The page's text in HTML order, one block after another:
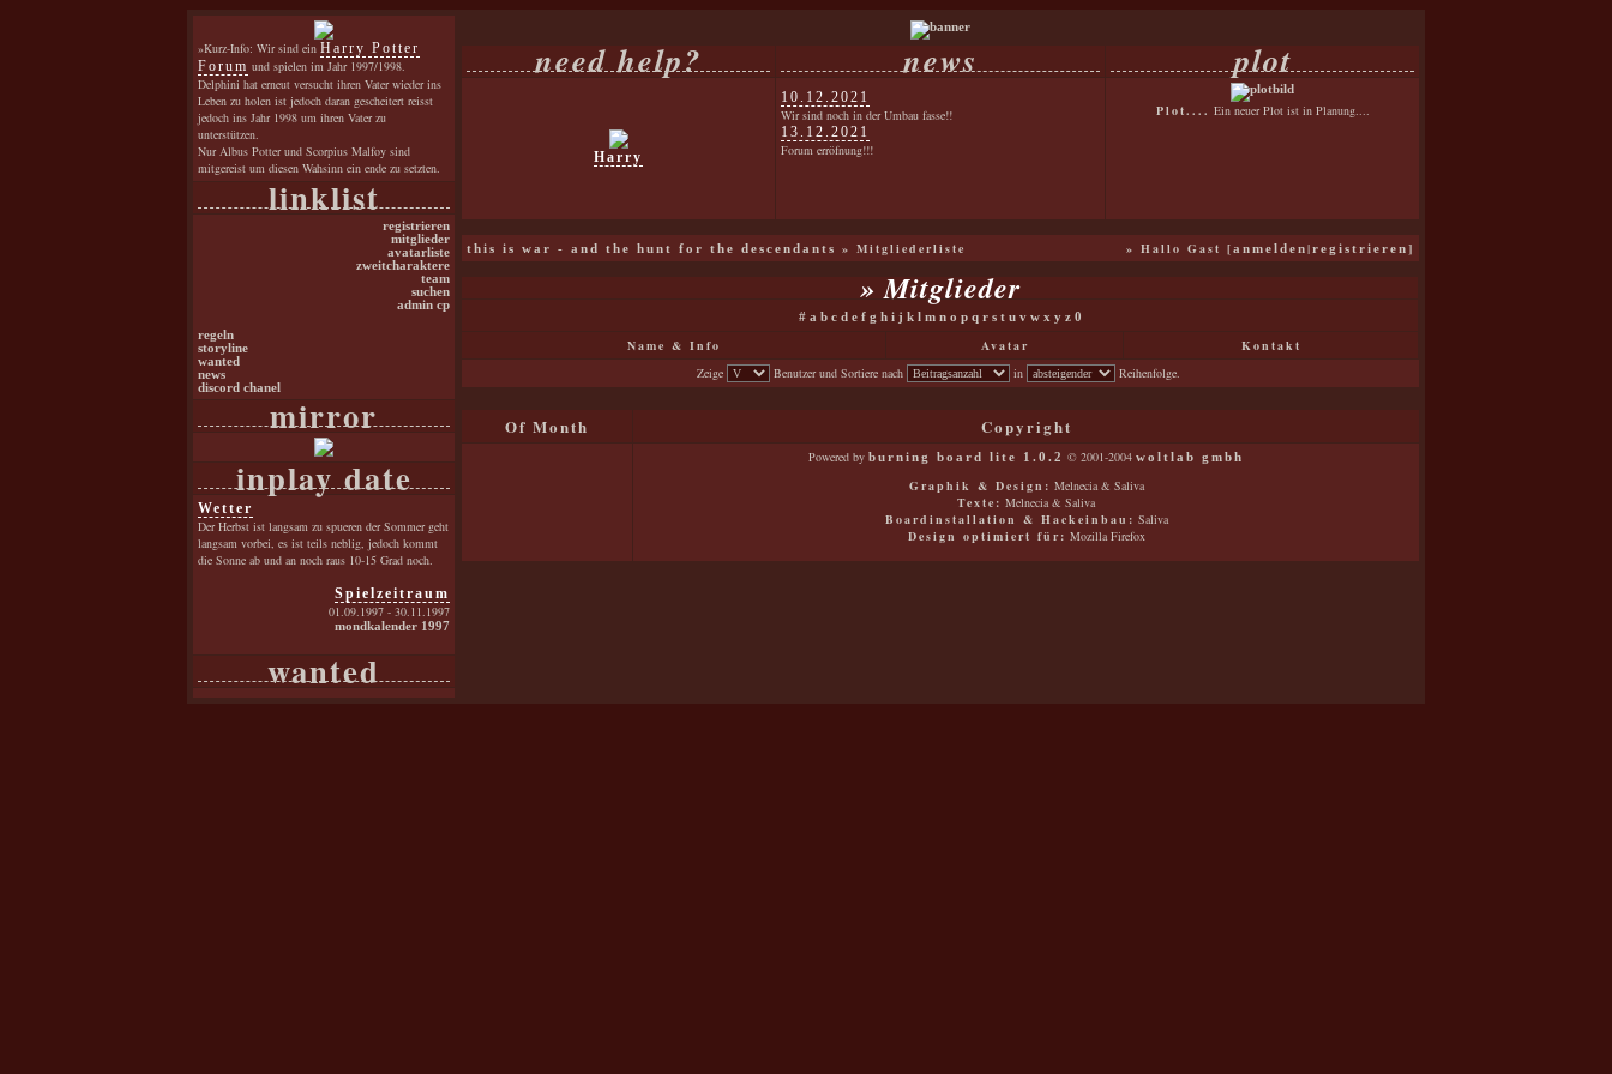
»Kurz-Info: Wir sind ein Harry Potter
Forum und spielen im Jahr 1997/1998.
Delphini hat erneut versucht ihren Vater wieder ins
Leben zu holen ist jedoch daran gescheitert reisst
jedoch ins Jahr 1998 um ihren Vater zu
unterstützen.
Nur Albus Potter und Scorpius Malfoy sind
mitgereist um diesen Wahsinn ein ende zu setzten.
linklist
registrieren
mitglieder
avatarliste
zweitcharaktere
team
suchen
admin cp
regeln
storyline
wanted
news
discord chanel
mirror
inplay date
Wetter
Der Herbst ist langsam zu spueren der Sommer geht
langsam vorbei, es ist teils neblig, jedoch kommt
die Sonne ab und an noch raus 10-15 Grad noch.
Spielzeitraum
01.09.1997 - 30.11.1997
mondkalender 1997
wanted
need help? news plot
Harry
10.12.2021
Wir sind noch in der Umbau fasse!!
13.12.2021
Forum erröfnung!!!
Plot.... Ein neuer Plot ist in Planung....
this is war - and the hunt for the descendants » Mitgliederliste » Hallo Gast [anmelden|registrieren]
» Mitglieder
# a b c d e f g h i j k l m n o p q r s t u v w x y z 0
Name & Info Avatar
Kontakt
Zeige
Benutzer und Sortiere nach in Reihenfolge.
Of Month Copyright
Powered by burning board lite 1.0.2 © 2001-2004 woltlab gmbh
Graphik & Design: Melnecia & Saliva
Texte: Melnecia & Saliva
Boardinstallation & Hackeinbau: Saliva
Design optimiert für: Mozilla Firefox